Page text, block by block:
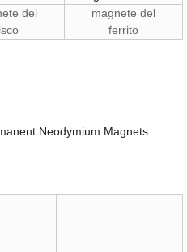
del
magnete del
ferrito